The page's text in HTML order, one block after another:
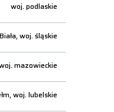
woj. podlaskie
woj. śląskie
mazowieckie
woj. lubelskie